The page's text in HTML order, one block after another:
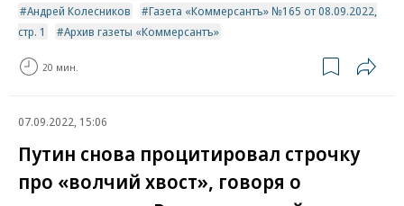
Андрей Колесников
Газета «Коммерсантъ» №165 от 08.09.2022,
стр. 1
Архив газеты «Коммерсантъ»
20 мин.
07.09.2022, 15:06
Путин снова процитировал строчку
про «волчий хвост», говоря о